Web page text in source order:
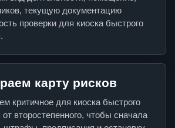
текущую документацию
проверки для киоска быстрого
карту рисков
критичное для киоска быстрого
от второстепенного, чтобы сначала